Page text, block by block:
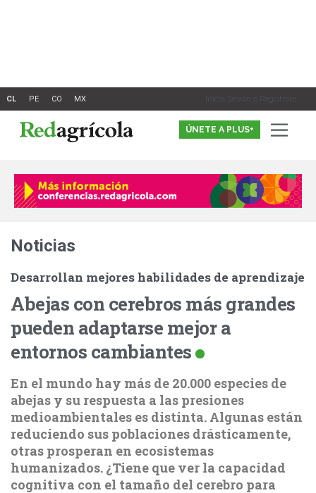
Inicia Sesión o Registrate
ÚNETE A PLUS+
Noticias
Desarrollan mejores habilidades de aprendizaje
Abejas con cerebros más grandes
pueden adaptarse mejor a
entornos cambiantes
En el mundo hay más de 20.000 especies de
abejas y su respuesta a las presiones
medioambientales es distinta. Algunas están
reduciendo sus poblaciones drásticamente,
otras prosperan en ecosistemas
humanizados. ¿Tiene que ver la capacidad
cognitiva con el tamaño del cerebro para